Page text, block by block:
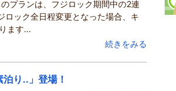
プランは、フジロック期間中の2連
ロック全日程変更となった場合、キ
ます...
続きをみる
り..」登場！